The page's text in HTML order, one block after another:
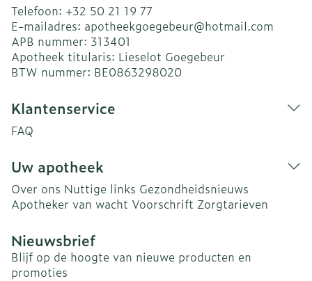
Telefoon: +32 50 21 19 77
E-mailadres: apotheekgoegebeur@hotmail.com
APB nummer: 313401
Apotheek titularis: Lieselot Goegebeur
BTW nummer: BE0863298020
Klantenservice
FAQ
Uw apotheek
Over ons Nuttige links Gezondheidsnieuws
Apotheker van wacht Voorschrift Zorgtarieven
Nieuwsbrief
Blijf op de hoogte van nieuwe producten en
promoties